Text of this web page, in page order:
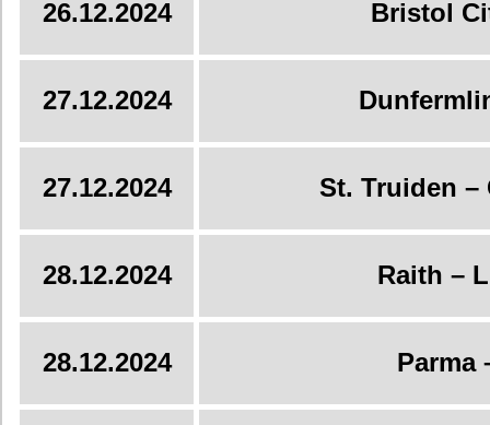
26.12.2024 Bristol
27.12.2024
27.12.2024 St. Truiden –
28.12.2024 Raith –
28.12.2024 Parma